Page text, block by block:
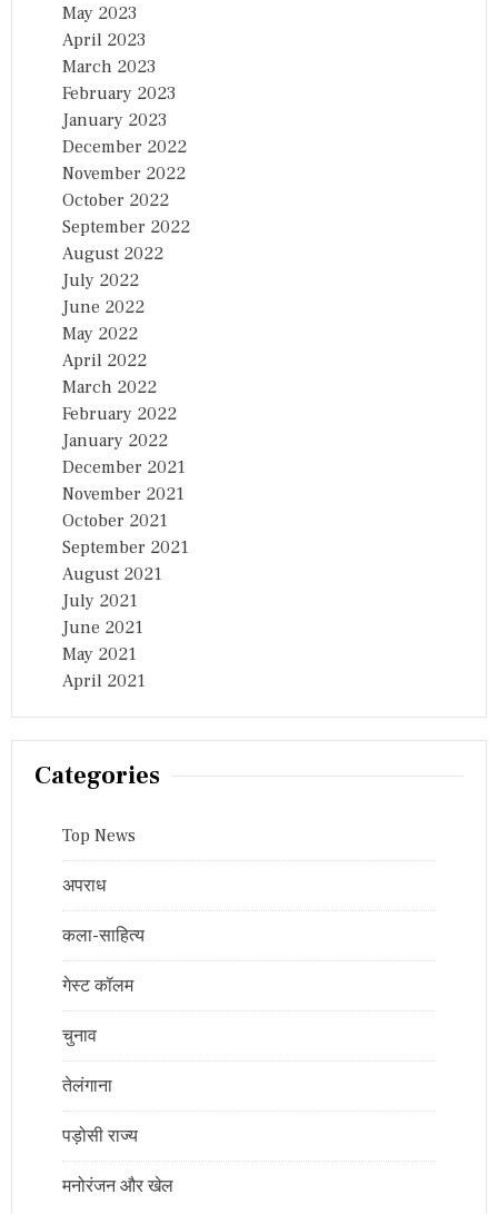
May 2023
April 2023
March 2023
February 2023
January 2023
December 2022
November 2022
October 2022
September 2022
August 2022
July 2022
June 2022
May 2022
April 2022
March 2022
February 2022
January 2022
December 2021
November 2021
October 2021
September 2021
August 2021
July 2021
June 2021
May 2021
April 2021
Categories
Top News
अपराध
कला-साहित्य
गेस्ट कॉलम
चुनाव
तेलंगाना
पड़ोसी राज्य
मनोरंजन और खेल